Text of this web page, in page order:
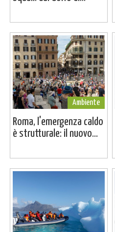
Ambiente
Roma, l'emergenza caldo
è strutturale: il nuovo...